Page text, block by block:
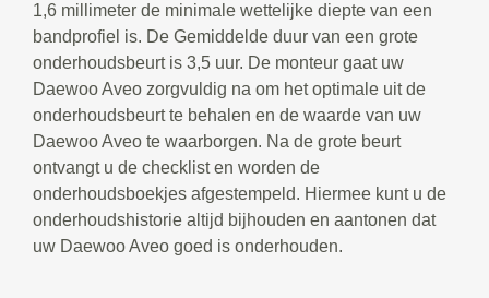
1,6 millimeter de minimale wettelijke diepte van een
bandprofiel is. De Gemiddelde duur van een grote
onderhoudsbeurt is 3,5 uur. De monteur gaat uw
Daewoo Aveo zorgvuldig na om het optimale uit de
onderhoudsbeurt te behalen en de waarde van uw
Daewoo Aveo te waarborgen. Na de grote beurt
ontvangt u de checklist en worden de
onderhoudsboekjes afgestempeld. Hiermee kunt u de
onderhoudshistorie altijd bijhouden en aantonen dat
uw Daewoo Aveo goed is onderhouden.